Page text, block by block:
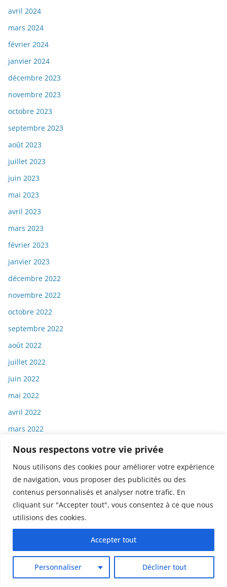
Nous respectons votre vie privée
Nous utilisons des cookies pour améliorer votre expérience
de navigation, vous proposer des publicités ou des
contenus personnalisés et analyser notre trafic. En
cliquant sur "Accepter tout", vous consentez à ce que nous
utilisions des cookies.
Personnaliser Décliner tout
Accepter tout
avril 2024
mars 2024
février 2024
janvier 2024
décembre 2023
novembre 2023
octobre 2023
septembre 2023
août 2023
juillet 2023
juin 2023
mai 2023
avril 2023
mars 2023
février 2023
janvier 2023
décembre 2022
novembre 2022
octobre 2022
septembre 2022
août 2022
juillet 2022
juin 2022
mai 2022
avril 2022
mars 2022
février 2022
janvier 2022
décembre 2021
novembre 2021
octobre 2021
septembre 2021
juillet 2021
juin 2021